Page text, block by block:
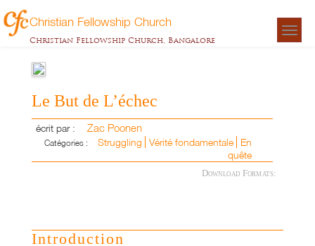
Christian Fellowship Church
Christian Fellowship Church, Bangalore
Le But de L’échec
écrit par : Zac Poonen
Catégories : Struggling Vérité fondamentale
En
quête
Download Formats:
Introduction